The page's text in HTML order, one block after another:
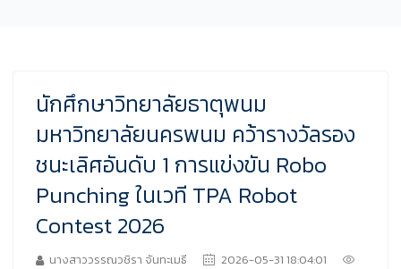
นักศึกษาวิทยาลัยธาตุพนม
มหาวิทยาลัยนครพนม คว้ารางวัลรอง
ชนะเลิศอันดับ 1 การแข่งขัน Robo
Punching ในเวที TPA Robot
Contest 2026
นางสาววรรณวชิรา จันทะเมธี
2026-05-31 18:04:01